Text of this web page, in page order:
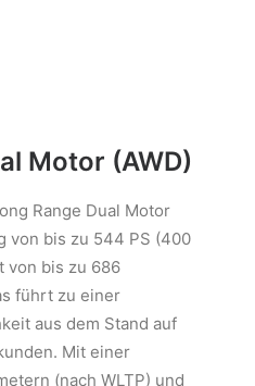
Motor (AWD)
Range Dual Motor
von bis zu 544 PS (400
von bis zu 686
führt zu einer
aus dem Stand auf
Mit einer
(nach WLTP) und